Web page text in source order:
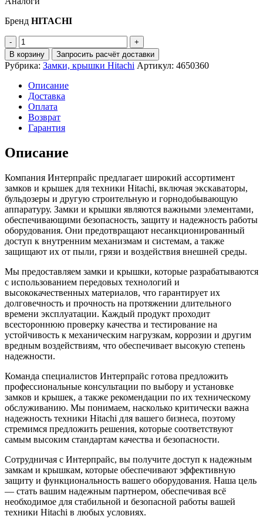
Бренд HITACHI
Количество
Крышка
радиатора
HITACHI
4650360
В корзину Запросить расчёт доставки
Рубрика: Замки, крышки Hitachi Артикул: 4650360
Описание
Доставка
Оплата
Возврат
Гарантия
Описание
Компания Интерпрайс предлагает широкий ассортимент
замков и крышек для техники Hitachi, включая экскаваторы,
бульдозеры и другую строительную и горнодобывающую
аппаратуру. Замки и крышки являются важными элементами,
обеспечивающими безопасность, защиту и надежность работы
оборудования. Они предотвращают несанкционированный
доступ к внутренним механизмам и системам, а также
защищают их от пыли, грязи и воздействия внешней среды.
Мы предоставляем замки и крышки, которые разрабатываются
с использованием передовых технологий и
высококачественных материалов, что гарантирует их
долговечность и прочность на протяжении длительного
времени эксплуатации. Каждый продукт проходит
всестороннюю проверку качества и тестирование на
устойчивость к механическим нагрузкам, коррозии и другим
вредным воздействиям, что обеспечивает высокую степень
надежности.
Команда специалистов Интерпрайс готова предложить
профессиональные консультации по выбору и установке
замков и крышек, а также рекомендации по их техническому
обслуживанию. Мы понимаем, насколько критически важна
надежность техники Hitachi для вашего бизнеса, поэтому
стремимся предложить решения, которые соответствуют
самым высоким стандартам качества и безопасности.
Сотрудничая с Интерпрайс, вы получите доступ к надежным
замкам и крышкам, которые обеспечивают эффективную
защиту и функциональность вашего оборудования. Наша цель
— стать вашим надежным партнером, обеспечивая всё
необходимое для стабильной и безопасной работы вашей
техники Hitachi в любых условиях.